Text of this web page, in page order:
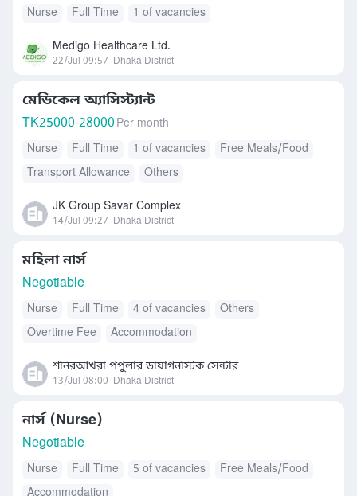
Nurse Full Time 1 of vacancies
Medigo Healthcare Ltd.
22/Jul 09:57 Dhaka District
মেডিকেল অ্যাসিস্ট্যান্ট
TK25000-28000 Per month
Nurse
Full Time 1 of vacancies
Free Meals/Food
Transport Allowance
Others
JK Group Savar Complex
14/Jul 09:27 Dhaka District
মহিলা নার্স
Negotiable
Nurse Full Time 4 of vacancies
Others
Overtime Fee
Accommodation
শনিরআখরা পপুলার ডায়াগনস্টিক সেন্টার
13/Jul 08:00 Dhaka District
নার্স (Nurse)
Negotiable
Nurse Full Time 5 of vacancies
Free Meals/Food